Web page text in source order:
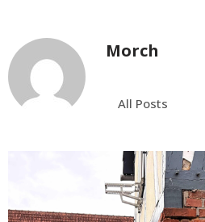
Morch
All Posts